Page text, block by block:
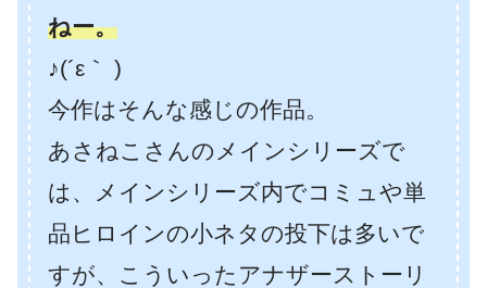
ねー。
♪(´ε｀ )
今作はそんな感じの作品。
あさねこさんのメインシリーズで
は、メインシリーズ内でコミュや単
品ヒロインの小ネタの投下は多いで
すが、こういったアナザーストーリ